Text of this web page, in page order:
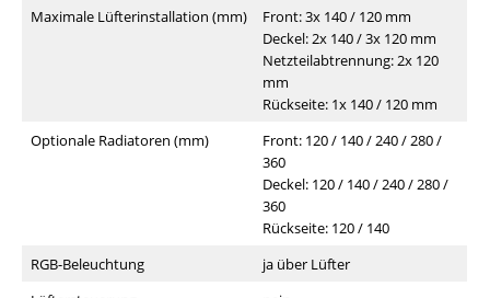
Maximale Lüfterinstallation (mm)
Front: 3x 140 / 120 mm
Deckel: 2x 140 / 3x 120 mm
Netzteilabtrennung: 2x 120
mm
Rückseite: 1x 140 / 120 mm
Optionale Radiatoren (mm)
Front: 120 / 140 / 240 / 280 /
360
Deckel: 120 / 140 / 240 / 280 /
360
Rückseite: 120 / 140
RGB-Beleuchtung
ja über Lüfter